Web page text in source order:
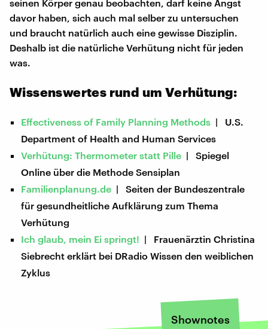
seinen Körper genau beobachten, darf keine Angst
davor haben, sich auch mal selber zu untersuchen
und braucht natürlich auch eine gewisse Disziplin.
Deshalb ist die natürliche Verhütung nicht für jeden
was.
Wissenswertes rund um Verhütung:
Effectiveness of Family Planning Methods | U.S.
Department of Health and Human Services
Verhütung: Thermometer statt Pille | Spiegel
Online über die Methode Sensiplan
Familienplanung.de | Seiten der Bundeszentrale
für gesundheitliche Aufklärung zum Thema
Verhütung
Ich glaub, mein Ei springt! | Frauenärztin Christina
Siebrecht erklärt bei DRadio Wissen den weiblichen
Zyklus
Shownotes